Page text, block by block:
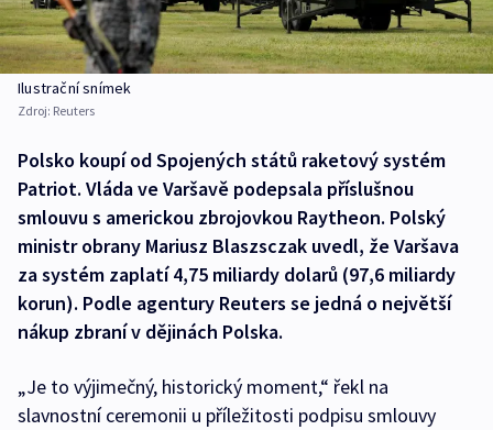
Ilustrační snímek
Zdroj: Reuters
Polsko koupí od Spojených států raketový systém
Patriot. Vláda ve Varšavě podepsala příslušnou
smlouvu s americkou zbrojovkou Raytheon. Polský
ministr obrany Mariusz Blaszsczak uvedl, že Varšava
za systém zaplatí 4,75 miliardy dolarů (97,6 miliardy
korun). Podle agentury Reuters se jedná o největší
nákup zbraní v dějinách Polska.
„Je to výjimečný, historický moment,“ řekl na
slavnostní ceremonii u příležitosti podpisu smlouvy